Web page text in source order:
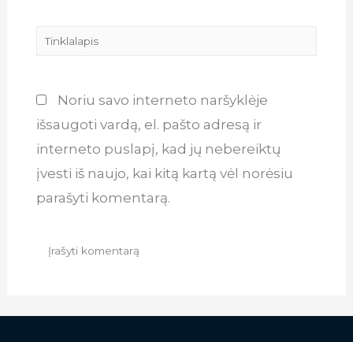
Tinklalapis
Noriu savo interneto naršyklėje
išsaugoti vardą, el. pašto adresą ir
interneto puslapį, kad jų nebereiktų
įvesti iš naujo, kai kitą kartą vėl norėsiu
parašyti komentarą.